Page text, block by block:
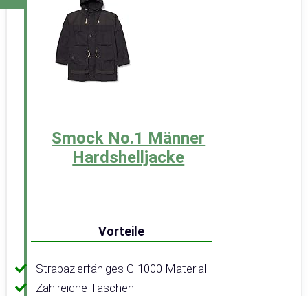
Smock No.1 Männer
Hardshelljacke
Vorteile
Strapazierfähiges G-1000 Material
Zahlreiche Taschen